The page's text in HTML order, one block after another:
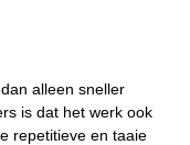
alleen sneller
is dat het werk ook
repetitieve en taaie